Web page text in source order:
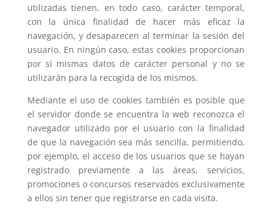
utilizadas tienen, en todo caso, carácter temporal,
con la única finalidad de hacer más eficaz la
navegación, y desaparecen al terminar la sesión del
usuario. En ningún caso, estas cookies proporcionan
por sí mismas datos de carácter personal y no se
utilizarán para la recogida de los mismos.
Mediante el uso de cookies también es posible que
el servidor donde se encuentra la web reconozca el
navegador utilizado por el usuario con la finalidad
de que la navegación sea más sencilla, permitiendo,
por ejemplo, el acceso de los usuarios que se hayan
registrado previamente a las áreas, servicios,
promociones o concursos reservados exclusivamente
a ellos sin tener que registrarse en cada visita.